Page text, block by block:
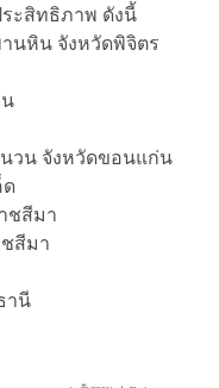
ะสิทธิภาพ ดังนี้
นหิน จังหวัดพิจิตร
วน จังหวัดขอนแก่น
ด
ชสีมา
สีมา
านี